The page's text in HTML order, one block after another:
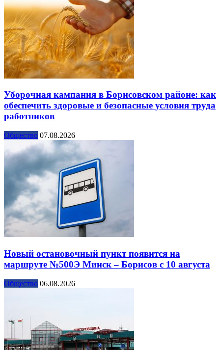
Уборочная кампания в Борисовском районе: как
обеспечить здоровые и безопасные условия труда
работников
Общество 07.08.2026
Новый остановочный пункт появится на
маршруте №500Э Минск – Борисов с 10 августа
Общество 06.08.2026